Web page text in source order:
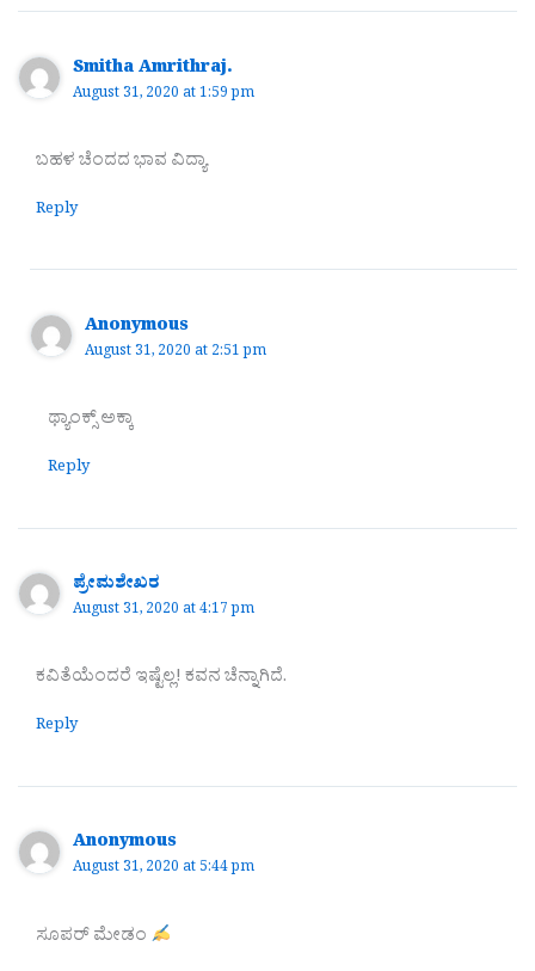
Smitha Amrithraj.
August 31, 2020 at 1:59 pm
ಬಹಳ ಚೆಂದದ ಭಾವ ವಿದ್ಯಾ
Reply
Anonymous
August 31, 2020 at 2:51 pm
ಥ್ಯಾಂಕ್ಸ್ ಅಕ್ಕಾ
Reply
ಪ್ರೇಮಶೇಖರ
August 31, 2020 at 4:17 pm
ಕವಿತೆಯೆಂದರೆ ಇಷ್ಟೆಲ್ಲ! ಕವನ ಚೆನ್ನಾಗಿದೆ.
Reply
Anonymous
August 31, 2020 at 5:44 pm
ಸೂಪರ್ ಮೇಡಂ